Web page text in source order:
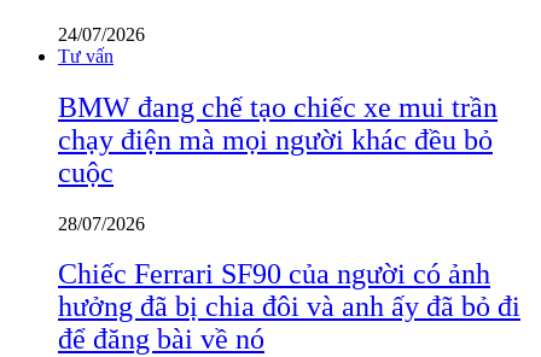
24/07/2026
Tư vấn
BMW đang chế tạo chiếc xe mui trần
chạy điện mà mọi người khác đều bỏ
cuộc
28/07/2026
Chiếc Ferrari SF90 của người có ảnh
hưởng đã bị chia đôi và anh ấy đã bỏ đi
để đăng bài về nó